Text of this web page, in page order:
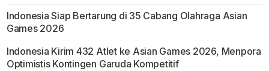
Indonesia Siap Bertarung di 35 Cabang Olahraga Asian
Games 2026
Indonesia Kirim 432 Atlet ke Asian Games 2026, Menpora
Optimistis Kontingen Garuda Kompetitif